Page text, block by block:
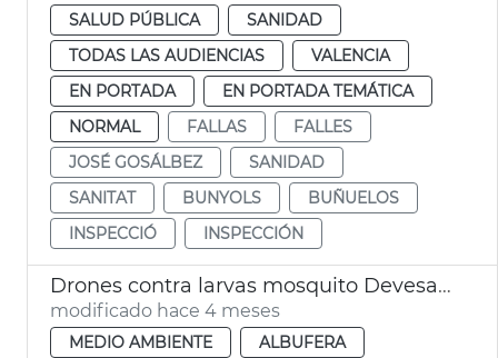
SALUD PÚBLICA
SANIDAD
TODAS LAS AUDIENCIAS
VALENCIA
EN PORTADA
EN PORTADA TEMÁTICA
NORMAL
FALLAS
FALLES
JOSÉ GOSÁLBEZ
SANIDAD
SANITAT
BUNYOLS
BUÑUELOS
INSPECCIÓ
INSPECCIÓN
Drones contra larvas mosquito Devesa Albufera València
modificado hace 4 meses
MEDIO AMBIENTE ALBUFERA